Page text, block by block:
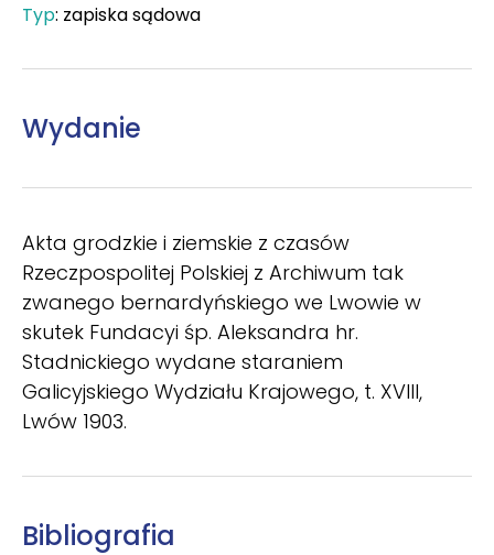
Typ: zapiska sądowa
Wydanie
Akta grodzkie i ziemskie z czasów
Rzeczpospolitej Polskiej z Archiwum tak
zwanego bernardyńskiego we Lwowie w
skutek Fundacyi śp. Aleksandra hr.
Stadnickiego wydane staraniem
Galicyjskiego Wydziału Krajowego, t. XVIII,
Lwów 1903.
Bibliografia